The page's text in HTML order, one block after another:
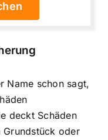
Name schon sagt,
deckt Schäden
Grundstück oder